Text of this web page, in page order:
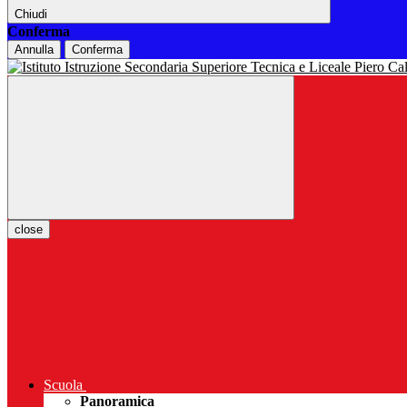
Chiudi
Conferma
Annulla Conferma
close
Scuola
Panoramica